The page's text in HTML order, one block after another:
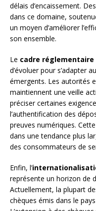
délais d’encaissement.
dans ce domaine,
un moyen d’améliorer
son ensemble.
Le cadre réglementaire
d’évoluer pour s’adapter
émergents. Les autorités
maintiennent une veille
préciser certaines
l’authentification des
preuves numériques.
dans une tendance plus
des consommateurs de
Enfin, l’
représente un horizon de
Actuellement, la plupart
chèques émis dans le